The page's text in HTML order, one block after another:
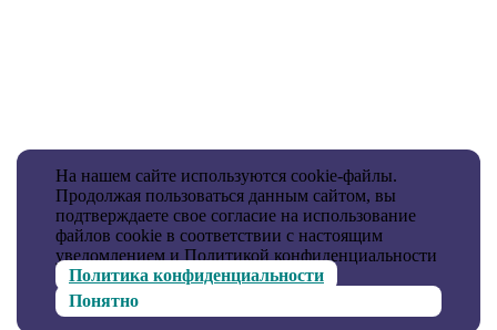
На нашем сайте используются cookie-файлы.
Продолжая пользоваться данным сайтом, вы
подтверждаете свое согласие на использование
файлов cookie в соответствии с настоящим
уведомлением и Политикой конфиденциальности
Политика конфиденциальности
Понятно